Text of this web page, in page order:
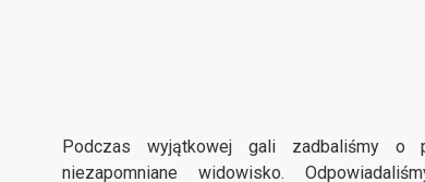
Podczas wyjątkowej gali zadbaliśmy o
niezapomniane widowisko.